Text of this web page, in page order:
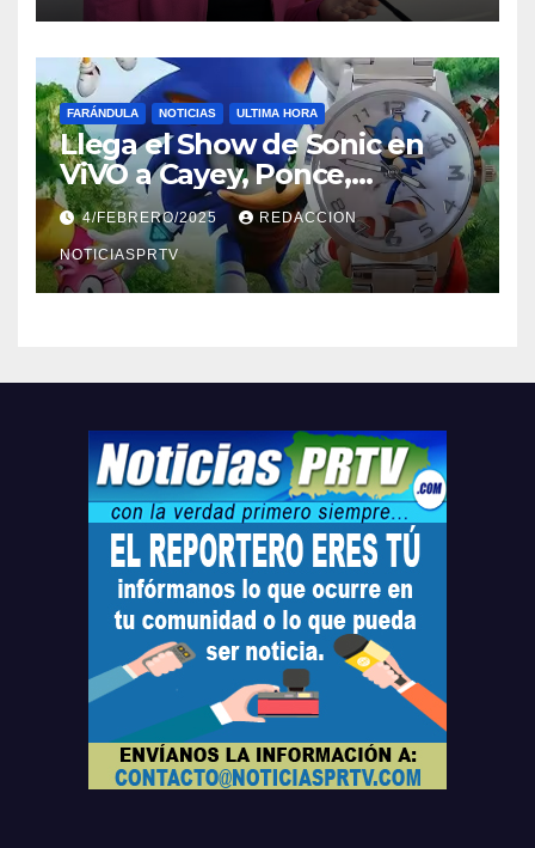
FARÁNDULA NOTICIAS ULTIMA HORA
Llega el Show de Sonic en
ViVO a Cayey, Ponce,
Barceloneta y Humacao,
Relojes gratis para el que
compre ahora….
4/FEBRERO/2025 REDACCION
NOTICIASPRTV